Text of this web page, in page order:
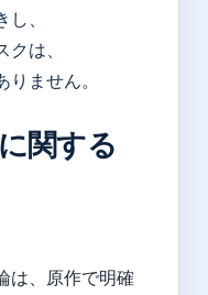
、
は、
りません。
関する
は、原作で明確